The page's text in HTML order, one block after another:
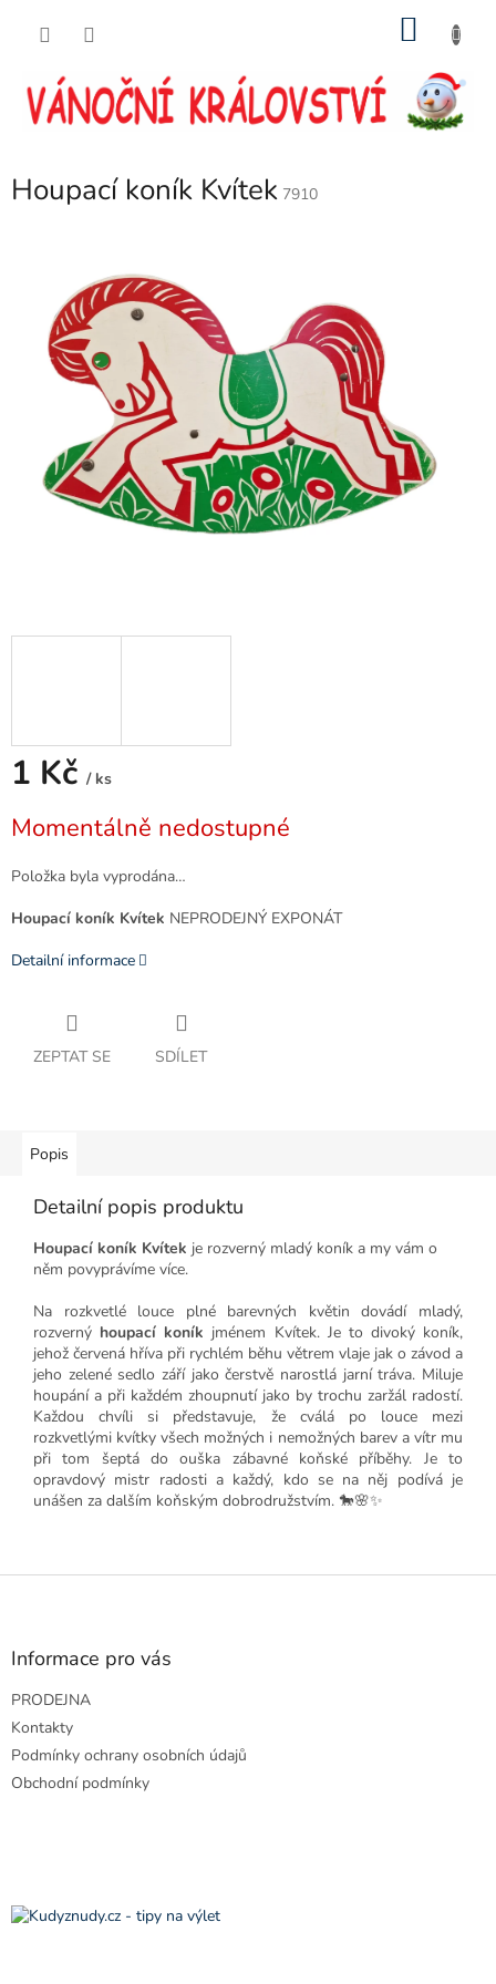
Houpací koník Kvítek 7910
1 Kč / ks
cena:
Momentálně nedostupné
Položka byla vyprodána…
Houpací koník Kvítek NEPRODEJNÝ EXPONÁT
Detailní informace
ZEPTAT SE SDÍLET
Popis
Detailní popis produktu
Houpací koník Kvítek je rozverný mladý koník a my vám o
něm povyprávíme více.
Na rozkvetlé louce plné barevných květin dovádí mladý,
rozverný houpací koník jménem Kvítek. Je to divoký koník,
jehož červená hříva při rychlém běhu větrem vlaje jak o závod a
jeho zelené sedlo září jako čerstvě narostlá jarní tráva. Miluje
houpání a při každém zhoupnutí jako by trochu zaržál radostí.
Každou chvíli si představuje, že cválá po louce mezi
rozkvetlými kvítky všech možných i nemožných barev a vítr mu
při tom šeptá do ouška zábavné koňské příběhy. Je to
opravdový mistr radosti a každý, kdo se na něj podívá je
unášen za dalším koňským dobrodružstvím. 🐎🌸✨
Z
Informace pro vás
PRODEJNA
Kontakty
Podmínky ochrany osobních údajů
Obchodní podmínky